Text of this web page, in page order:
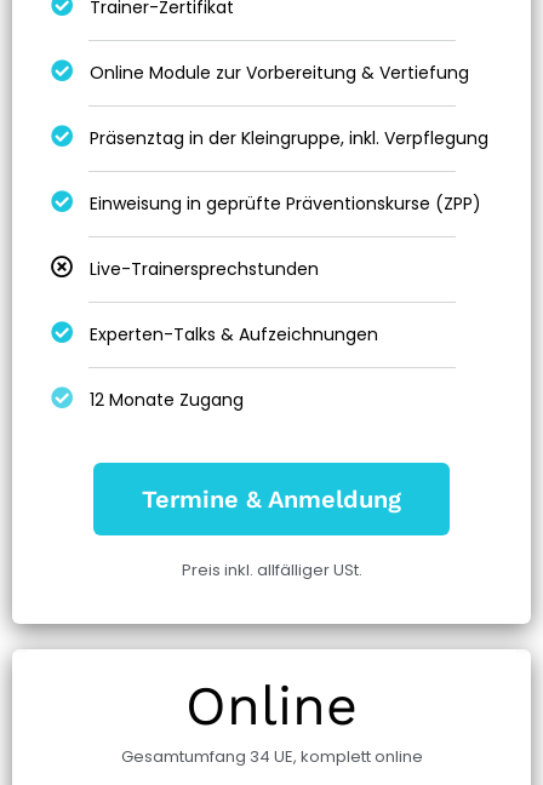
Trainer-Zertifikat
Online Module zur Vorbereitung & Vertiefung
Präsenztag in der Kleingruppe, inkl. Verpflegung
Einweisung in geprüfte Präventionskurse (ZPP)
Live-Trainersprechstunden
Experten-Talks & Aufzeichnungen
12 Monate Zugang
Termine & Anmeldung
Preis inkl. allfälliger USt.
Online
Gesamtumfang 34 UE, komplett online